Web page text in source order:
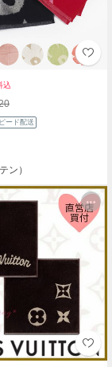
込
ード配送
ン）